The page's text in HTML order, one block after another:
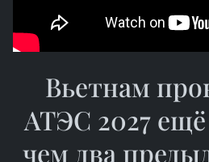
Вьетнам
АТЭС 2027
чем два